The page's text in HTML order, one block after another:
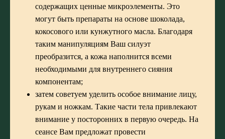
содержащих ценные микроэлементы. Это
могут быть препараты на основе шоколада,
кокосового или кунжутного масла. Благодаря
таким манипуляциям Ваш силуэт
преобразится, а кожа наполнится всеми
необходимыми для внутреннего сияния
компонентам;
затем советуем уделить особое внимание лицу,
рукам и ножкам. Такие части тела привлекают
внимание у посторонних в первую очередь. На
сеансе Вам предложат провести